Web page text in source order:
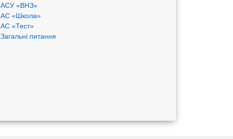
АСУ «ВНЗ»
АС «Школа»
АС «Тест»
Загальні питання